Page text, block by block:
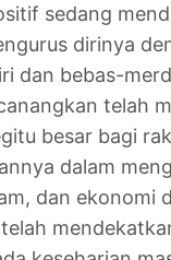
sedang
dirinya
dan bebas-
telah
besar bagi
dalam
dan ekonomi